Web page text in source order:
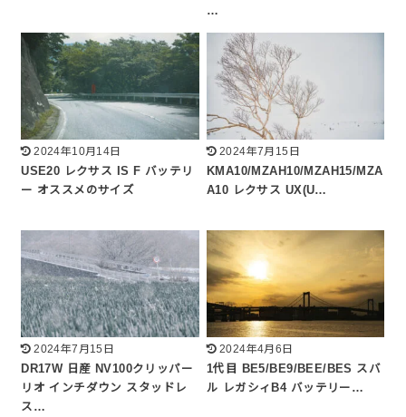
…
2024年10月14日
USE20 レクサス IS F バッテリ
ー オススメのサイズ
2024年7月15日
KMA10/MZAH10/MZAH15/MZA
A10 レクサス UX(U…
2024年7月15日
DR17W 日産 NV100クリッパー
リオ インチダウン スタッドレ
ス…
2024年4月6日
1代目 BE5/BE9/BEE/BES スバ
ル レガシィB4 バッテリー…